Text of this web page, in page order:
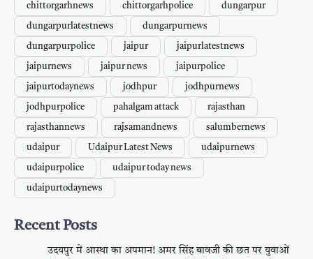
chittorgarhnews chittorgarhpolice dungarpur
dungarpurlatestnews dungarpurnews
dungarpurpolice jaipur jaipurlatestnews
jaipurnews jaipur news jaipurpolice
jaipurtodaynews jodhpur jodhpurnews
jodhpurpolice pahalgam attack rajasthan
rajasthannews rajsamandnews salumbernews
udaipur Udaipur Latest News udaipurnews
udaipurpolice udaipur today news
udaipurtodaynews
Recent Posts
उदयपुर में आस्था का अपमान! अमर सिंह बावजी की छत पर युवाओं